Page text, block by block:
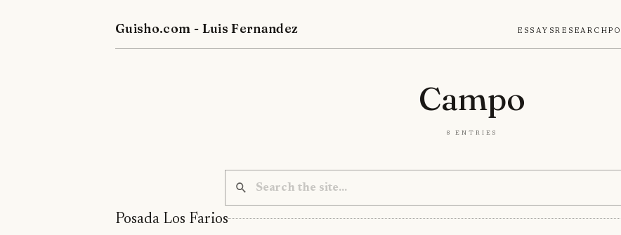
Guisho.com - Luis Fernandez EssaysResearch
Campo
8 entries
Posada Los Farios